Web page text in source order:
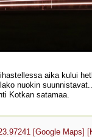
aika kului
nuokin
Kotkan satamaa.
[Google Maps]